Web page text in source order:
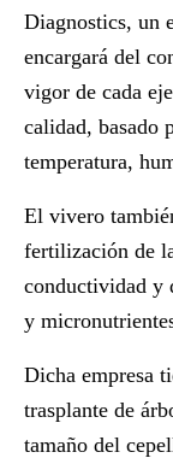
Diagnostics, un
encargará del
vigor de cada
calidad, basado
temperatura,
El vivero
fertilización de
conductividad y
y
Dicha empresa
trasplante de
tamaño del